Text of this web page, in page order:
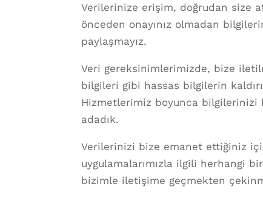
Verilerinize erişim, doğrudan size
önceden onayınız olmadan
paylaşmayız.
Veri gereksinimlerimizde, bize
bilgileri gibi hassas bilgilerin
Hizmetlerimiz boyunca
adadık.
Verilerinizi bize emanet ettiğiniz
uygulamalarımızla ilgili herhangi
bizimle iletişime geçmekten